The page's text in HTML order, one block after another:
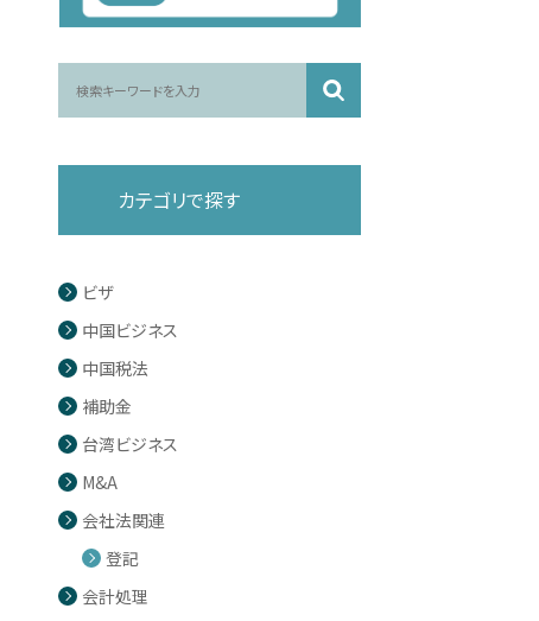
カテゴリで探す
ビザ
中国ビジネス
中国税法
補助金
台湾ビジネス
M&A
会社法関連
登記
会計処理